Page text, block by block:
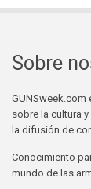
Sobre
GUNSweek.com
sobre la cultura
la difusión de
Conocimiento
mundo de las